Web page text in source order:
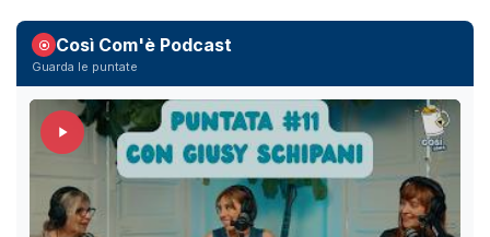
Così Com'è Podcast
Guarda le puntate